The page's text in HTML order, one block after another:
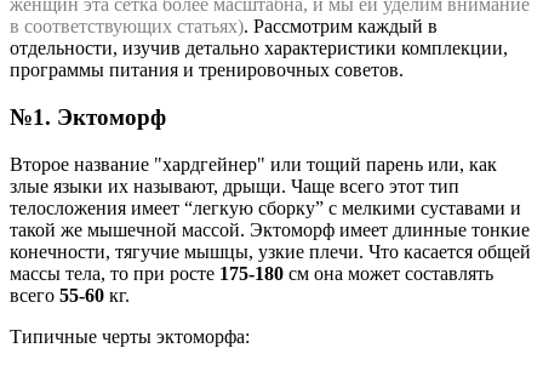
женщин эта сетка более масштабна, и мы ей уделим внимание
в соответствующих статьях). Рассмотрим каждый в
отдельности, изучив детально характеристики комплекции,
программы питания и тренировочных советов.
№1. Эктоморф
Второе название "хардгейнер" или тощий парень или, как
злые языки их называют, дрыщи. Чаще всего этот тип
телосложения имеет “легкую сборку” с мелкими суставами и
такой же мышечной массой. Эктоморф имеет длинные тонкие
конечности, тягучие мышцы, узкие плечи. Что касается общей
массы тела, то при росте 175-180 см она может составлять
всего 55-60 кг.
Типичные черты эктоморфа: